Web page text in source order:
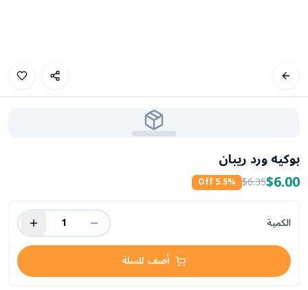
بوكيه ورد ريبان
$6.00
$6.35
5.5% Off
الكمية
1
أضف للسلة